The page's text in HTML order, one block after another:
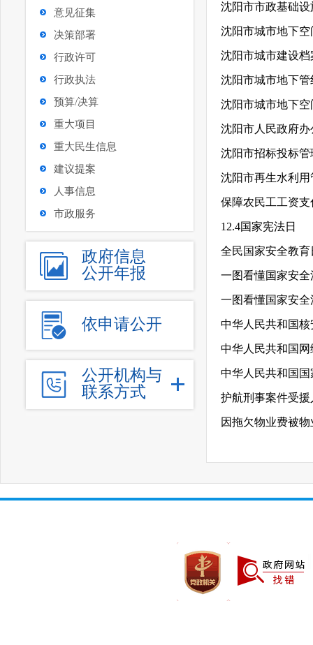
意见征集
决策部署
行政许可
行政执法
预算/决算
重大项目
重大民生信息
建议提案
人事信息
市政服务
政府信息
公开年报
依申请公开
公开机构与
联系方式
沈阳市市政基础
沈阳市城市地下
沈阳市城市建设
沈阳市城市地下
沈阳市城市地下
沈阳市招标投标
沈阳市再生水利
保障农民工工资
12.4国家宪法日
全民国家安全教
一图看懂国家安全
一图看懂国家安全
中华人民共和国核
中华人民共和国网
中华人民共和国国
因拖欠物业费被